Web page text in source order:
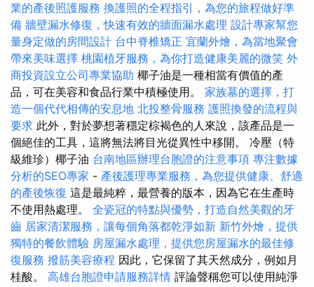
業的產後照護服務 換護照的全程指引，為您的旅程做好準
備 牆壁漏水修復，快速有效的牆面漏水處理 設計專家幫您
量身定做的房間設計 台中脊椎矯正 宜蘭外燴，為當地聚會
帶來美味選擇 桃園植牙服務，為你打造健康美麗的微笑 外
商投資設立公司專業協助 椰子油是一種相當有價值的產
品，可在美容和食品行業中積極使用。 家族墓的選擇，打
造一個代代相傳的安息地 北投整骨服務 護照換發的流程與
要求 此外，對於夢想著穩定棕褐色的人來說，該產品是一
個絕佳的工具，這將無法將目光從異性中移開。 冷壓（特
級維珍）椰子油 台南地區辦理台胞證的注意事項 專注數據
分析的SEO專家 - 產後護理專業服務，為您提供健康、舒適
的產後恢復 這是最純粹，最營養的版本，因為它在生產時
不使用熱處理。 全瓷冠的特點與優勢，打造自然美觀的牙
齒 居家清潔服務，讓每個角落都乾淨如新 新竹外燴，提供
獨特的餐飲體驗 房屋漏水處理，提供您房屋漏水的最佳修
復服務 撥筋美容療程 因此，它保留了其天然成分，例如月
桂酸。 高雄台胞證申請服務詳情 評論聲稱您可以使用純淨